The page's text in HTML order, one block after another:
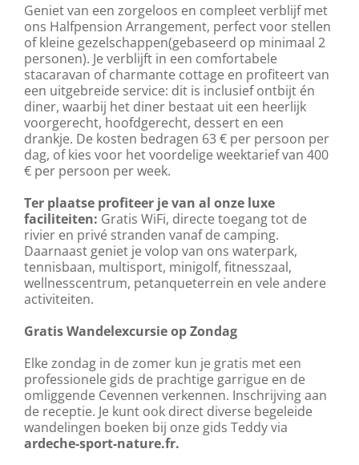
Geniet van een zorgeloos en compleet verblijf met
ons Halfpension Arrangement, perfect voor stellen
of kleine gezelschappen(gebaseerd op minimaal 2
personen). Je verblijft in een comfortabele
stacaravan of charmante cottage en profiteert van
een uitgebreide service: dit is inclusief ontbijt én
diner, waarbij het diner bestaat uit een heerlijk
voorgerecht, hoofdgerecht, dessert en een
drankje. De kosten bedragen 63 € per persoon per
dag, of kies voor het voordelige weektarief van 400
€ per persoon per week.
Ter plaatse profiteer je van al onze luxe
faciliteiten: Gratis WiFi, directe toegang tot de
rivier en privé stranden vanaf de camping.
Daarnaast geniet je volop van ons waterpark,
tennisbaan, multisport, minigolf, fitnesszaal,
wellnesscentrum, petanqueterrein en vele andere
activiteiten.
Gratis Wandelexcursie op Zondag
Elke zondag in de zomer kun je gratis met een
professionele gids de prachtige garrigue en de
omliggende Cevennen verkennen. Inschrijving aan
de receptie. Je kunt ook direct diverse begeleide
wandelingen boeken bij onze gids Teddy via
ardeche-sport-nature.fr.